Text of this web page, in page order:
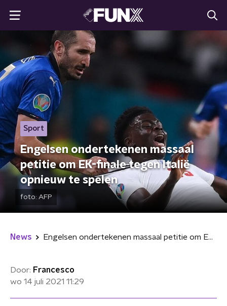
Sport
Engelsen ondertekenen massaal
petitie om EK-finale tegen Italië
opnieuw te spelen
foto: AFP
News Engelsen ondertekenen massaal petitie om EK-finale tegen Italië opnieuw te spelen
Door: Francesco
wo 14 juli 2021 11:29